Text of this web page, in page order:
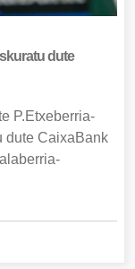
dute
P.Etxeberria-
dute CaixaBank